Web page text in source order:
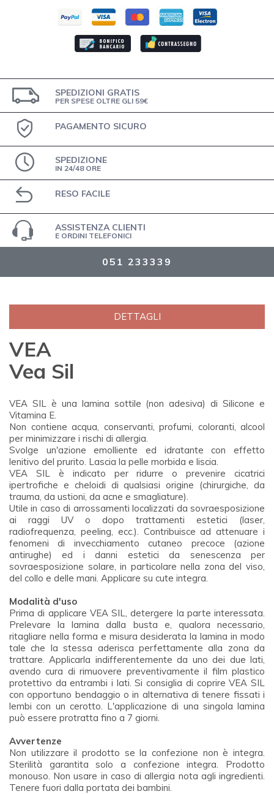
SPEDIZIONI GRATIS
PER SPESE OLTRE GLI 59€
PAGAMENTO SICURO
SPEDIZIONE
IN 24/48 ORE
RESO FACILE
ASSISTENZA CLIENTI
E ORDINI TELEFONICI
051 233339
DETTAGLI
VEA
Vea Sil
VEA SIL è una lamina sottile (non adesiva) di Silicone e
Vitamina E.
Non contiene acqua, conservanti, profumi, coloranti, alcool
per minimizzare i rischi di allergia.
Svolge un'azione emolliente ed idratante con effetto
lenitivo del prurito. Lascia la pelle morbida e liscia.
VEA SIL è indicato per ridurre o prevenire cicatrici
ipertrofiche e cheloidi di qualsiasi origine (chirurgiche, da
trauma, da ustioni, da acne e smagliature).
Utile in caso di arrossamenti localizzati da sovraesposizione
ai raggi UV o dopo trattamenti estetici (laser,
radiofrequenza, peeling, ecc.). Contribuisce ad attenuare i
fenomeni di invecchiamento cutaneo precoce (azione
antirughe) ed i danni estetici da senescenza per
sovraesposizione solare, in particolare nella zona del viso,
del collo e delle mani. Applicare su cute integra.
Modalità d'uso
Prima di applicare VEA SIL, detergere la parte interessata.
Prelevare la lamina dalla busta e, qualora necessario,
ritagliare nella forma e misura desiderata la lamina in modo
tale che la stessa aderisca perfettamente alla zona da
trattare. Applicarla indifferentemente da uno dei due lati,
avendo cura di rimuovere preventivamente il film plastico
protettivo da entrambi i lati. Si consiglia di coprire VEA SIL
con opportuno bendaggio o in alternativa di tenere fissati i
lembi con un cerotto. L'applicazione di una singola lamina
può essere protratta fino a 7 giorni.
Avvertenze
Non utilizzare il prodotto se la confezione non è integra.
Sterilità garantita solo a confezione integra. Prodotto
monouso. Non usare in caso di allergia nota agli ingredienti.
Tenere fuori dalla portata dei bambini.